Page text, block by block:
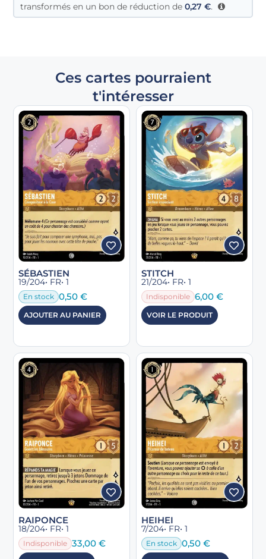
transformés en un bon de réduction de0,27€.
Ces cartes pourraient
t'intéresser
SÉBASTIEN
19/204• FR• 1
En stock 0,50€
AJOUTER AU PANIER
STITCH
21/204• FR• 1
Indisponible 6,00 €
VOIR LE PRODUIT
RAIPONCE
18/204• FR• 1
Indisponible 33,00€
HEIHEI
7/204• FR• 1
En stock 0,50 €